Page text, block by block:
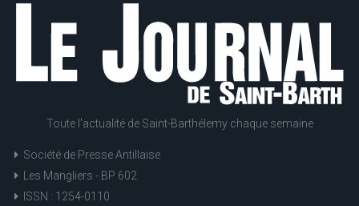
Toute l'actualité de Saint-Barthélemy chaque semaine
Société de Presse Antillaise
Les Mangliers - BP 602
ISSN : 1254-0110